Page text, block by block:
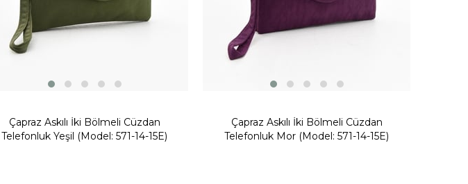
Çapraz Askılı İki Bölmeli Cüzdan
Telefonluk Yeşil (Model: 571-14-15E)
Çapraz Askılı İki Bölmeli Cüzdan
Telefonluk Mor (Model: 571-14-15E)